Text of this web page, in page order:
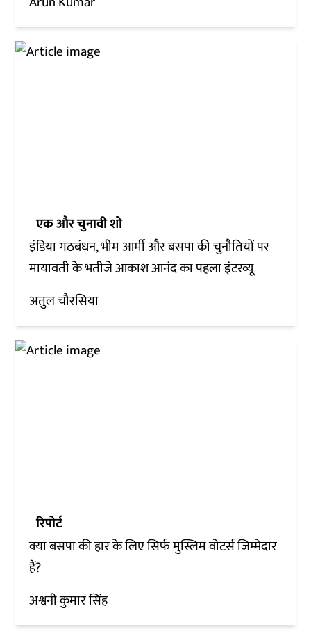
एक और चुनावी शो
इंडिया गठबंधन, भीम आर्मी और बसपा की चुनौतियों पर
मायावती के भतीजे आकाश आनंद का पहला इंटरव्यू
अतुल चौरसिया
रिपोर्ट
क्या बसपा की हार के लिए सिर्फ मुस्लिम वोटर्स जिम्मेदार
हैं?
अश्वनी कुमार सिंह